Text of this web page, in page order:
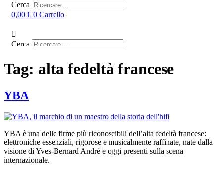
Cerca
0,00 € 0 Carrello
Cerca
Tag: alta fedeltà francese
YBA
YBA è una delle firme più riconoscibili dell’alta fedeltà francese:
elettroniche essenziali, rigorose e musicalmente raffinate, nate dalla
visione di Yves-Bernard André e oggi presenti sulla scena
internazionale.